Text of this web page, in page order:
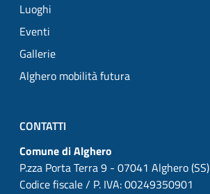
Luoghi
Eventi
Gallerie
Alghero mobilità futura
CONTATTI
Comune di Alghero
P.zza Porta Terra 9 - 07041 Alghero (SS)
Codice fiscale / P. IVA: 00249350901